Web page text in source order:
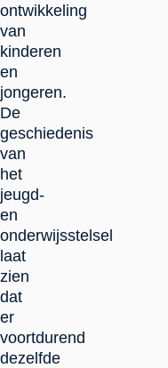
ontwikkeling
van
kinderen
en
jongeren.
De
geschiedenis
van
het
jeugd-
en
onderwijsstelsel
laat
zien
dat
er
voortdurend
dezelfde